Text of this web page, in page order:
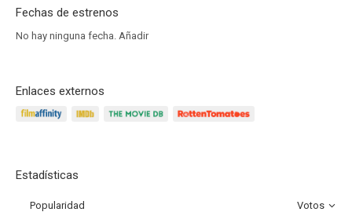
Fechas de estrenos
No hay ninguna fecha. Añadir
Enlaces externos
Estadísticas
Popularidad Votos